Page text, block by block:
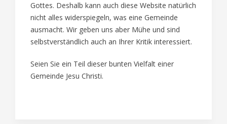
Gottes. Deshalb kann auch diese Website natürlich
nicht alles widerspiegeln, was eine Gemeinde
ausmacht. Wir geben uns aber Mühe und sind
selbstverständlich auch an Ihrer Kritik interessiert.
Seien Sie ein Teil dieser bunten Vielfalt einer
Gemeinde Jesu Christi.